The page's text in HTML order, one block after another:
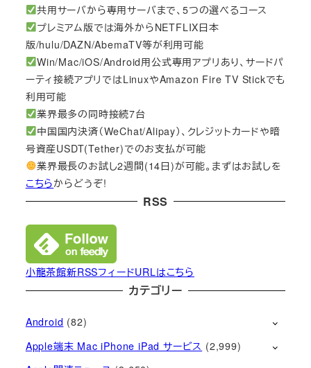
共用サーバから専用サーバまで、5つの選べるコース
プレミアム版では海外からNETFLIX日本
版/hulu/DAZN/AbemaTV等が利用可能
Win/Mac/iOS/Android用公式専用アプリあり、サードパ
ーティ接続アプリではLinuxやAmazon Fire TV Stickでも
利用可能
業界最多の同時接続7台
中国国内決済（WeChat/Alipay）、クレジットカードや暗
号資産USDT(Tether)でのお支払が可能
業界最長のお試し2週間(14日)が可能。まずはお試しを
こちらからどうぞ!
RSS
小龍茶館新RSSフィードURLはこちら
カテゴリー
Android (82)
Apple端末 Mac iPhone iPad サービス (2,999)